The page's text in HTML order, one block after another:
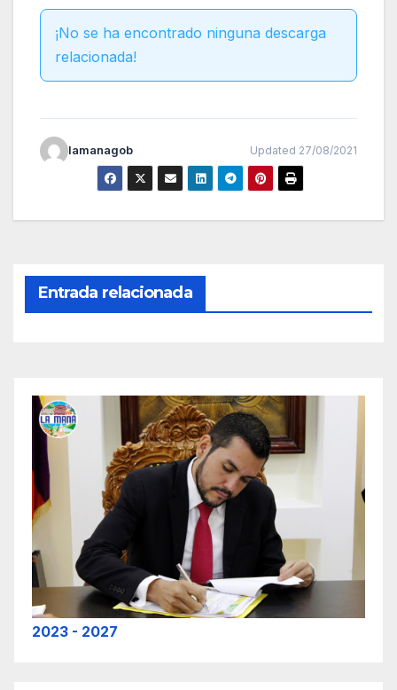
¡No se ha encontrado ninguna descarga
relacionada!
lamanagob Updated 27/08/2021
Entrada relacionada
2023 - 2027